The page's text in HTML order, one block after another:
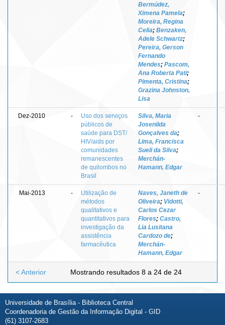
Bermúdez,
Ximena Pamela;
Moreira, Regina
Celia; Benzaken,
Adele Schwartz;
Pereira, Gerson
Fernando
Mendes; Pascom,
Ana Roberta Pati;
Pimenta, Cristina;
Grazina Johnston,
Lisa
Dez-2010 -
Uso dos serviços
públicos de
saúde para DST/
HIV/aids por
comunidades
remanescentes
de quilombos no
Brasil
Silva, Maria
Josenilda
Gonçalves da;
Lima, Francisca
Sueli da Silva;
Merchán-
Hamann, Edgar
-
Mai-2013 -
Utilização de
métodos
qualitativos e
quantitativos para
investigação da
assistência
farmacêutica
Naves, Janeth de
Oliveira; Vidotti,
Carlos Cezar
Flores; Castro,
Lia Lusitana
Cardozo de;
Merchán-
Hamann, Edgar
-
Mostrando resultados 8 a 24 de 24
< Anterior
Universidade de Brasília - Biblioteca Central
Coordenadoria de Gestão da Informação Digital - GID
(61) 3107-2683